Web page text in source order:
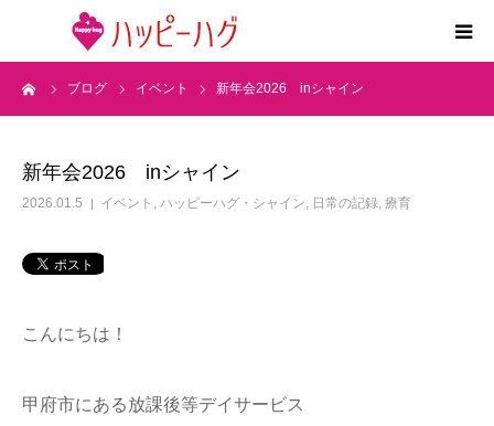
ブログ イベント 新年会2026 inシャイン
新年会2026 inシャイン
2026.01.5 イベント , ハッピーハグ・シャイン, 日常の記録, 療育
こんにちは！
甲府市にある放課後等デイサービス
2つの特徴
求人情報
運営会社